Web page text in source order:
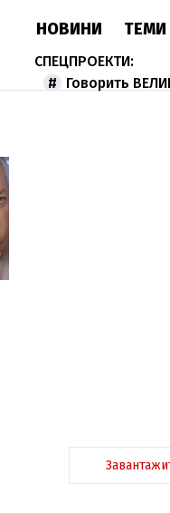
НОВИНИ ТЕМИ
Говорить